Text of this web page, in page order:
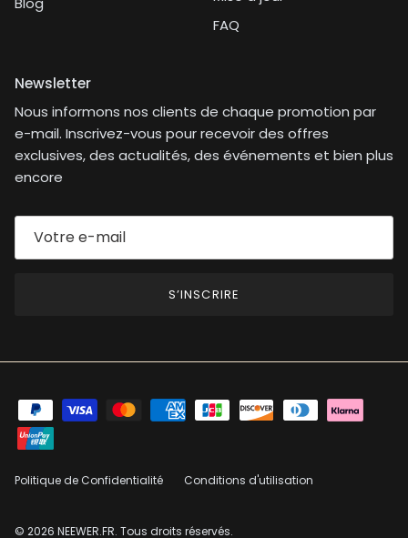
FAQ
Newsletter
Nous informons nos clients de chaque promotion par
e-mail. Inscrivez-vous pour recevoir des offres
exclusives, des actualités, des événements et bien plus
encore
S’INSCRIRE
Politique de Confidentialité Conditions d'utilisation
© 2026 NEEWER.FR. Tous droits réservés.